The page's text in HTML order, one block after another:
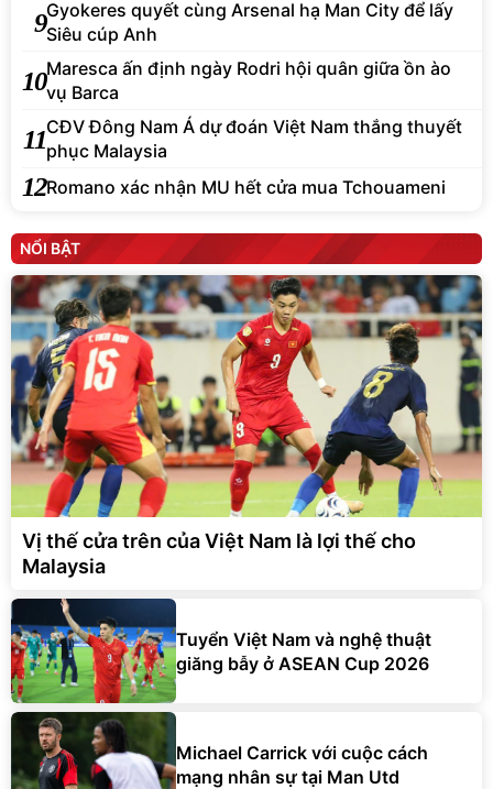
9Gyokeres quyết cùng Arsenal hạ Man City để lấy
Siêu cúp Anh
10Maresca ấn định ngày Rodri hội quân giữa ồn ào
vụ Barca
11CĐV Đông Nam Á dự đoán Việt Nam thắng thuyết
phục Malaysia
12Romano xác nhận MU hết cửa mua Tchouameni
NỔI BẬT
Vị thế cửa trên của Việt Nam là lợi thế cho
Malaysia
Tuyển Việt Nam và nghệ thuật
giăng bẫy ở ASEAN Cup 2026
Michael Carrick với cuộc cách
mạng nhân sự tại Man Utd